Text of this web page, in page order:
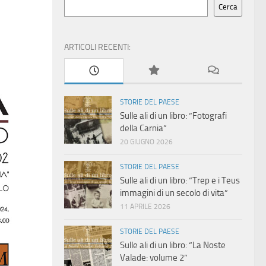
Cerca
ARTICOLI RECENTI:
STORIE DEL PAESE
Sulle ali di un libro: “Fotografi
della Carnia”
20 GIUGNO 2026
STORIE DEL PAESE
Sulle ali di un libro: “Trep e i Teus
immagini di un secolo di vita”
11 APRILE 2026
STORIE DEL PAESE
Sulle ali di un libro: “La Noste
Valade: volume 2”